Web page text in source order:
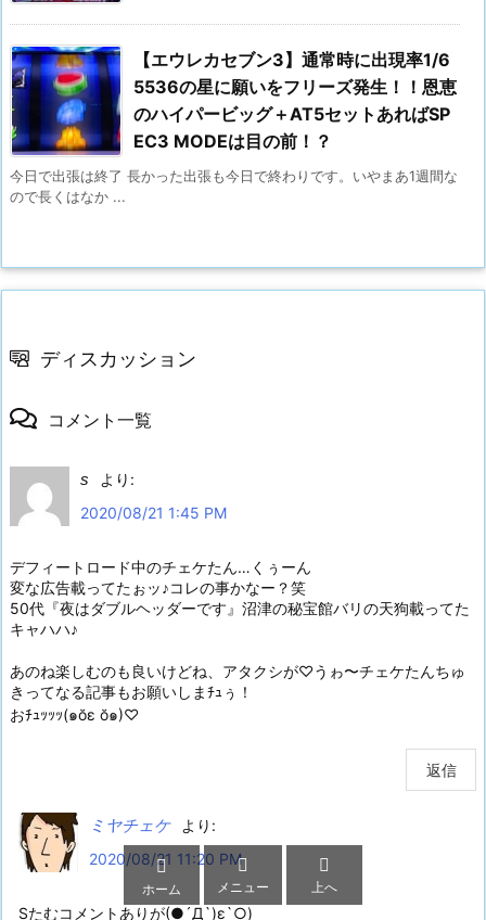
【エウレカセブン3】通常時に出現率1/6
5536の星に願いをフリーズ発生！！恩恵
のハイパービッグ＋AT5セットあればSP
EC3 MODEは目の前！？
今日で出張は終了 長かった出張も今日で終わりです。いやまあ1週間な
ので長くはなか ...
ディスカッション
コメント一覧
s
より:
2020/08/21 1:45 PM
デフィートロード中のチェケたん…くぅーん
変な広告載ってたぉッ♪コレの事かなー？笑
50代『夜はダブルヘッダーです』沼津の秘宝館バリの天狗載ってた
キャハハ♪
あのね楽しむのも良いけどね、アタクシが♡うゎ〜チェケたんちゅ
きってなる記事もお願いしまﾁｭぅ！
おﾁｭｯｯｯ(๑ŏε ŏ๑)♡
返信
ミヤチェケ
より:
2020/08/21 11:20 PM
Sたむコメントありが(●´Д`)ε`○)

ホーム

メニュー

上へ